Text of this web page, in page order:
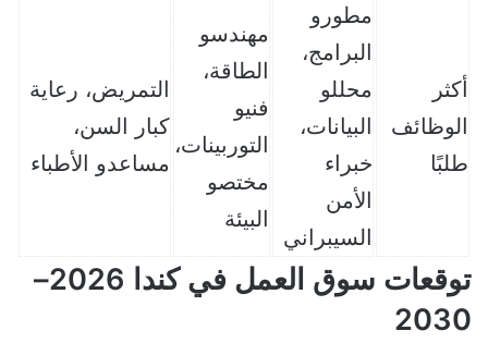
أكثر
الوظائف
طلبًا
مطورو
البرامج،
محللو
البيانات،
خبراء
الأمن
السيبراني
مهندسو
الطاقة،
فنيو
التوربينات،
مختصو
البيئة
التمريض، رعاية
كبار السن،
مساعدو الأطباء
توقعات سوق العمل في كندا 2026–
2030